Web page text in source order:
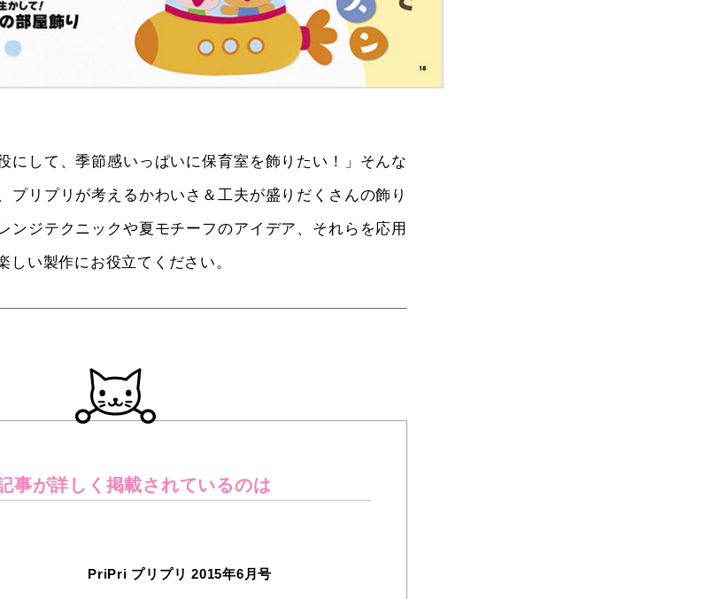
にして、季節感いっぱいに保育室を飾りたい！」そんな
プリプリが考えるかわいさ＆工夫が盛りだくさんの飾り
ジテクニックや夏モチーフのアイデア、それらを応用
しい製作にお役立てください。
事が詳しく 掲載されているのは
PriPri プリプリ 2015年6月号